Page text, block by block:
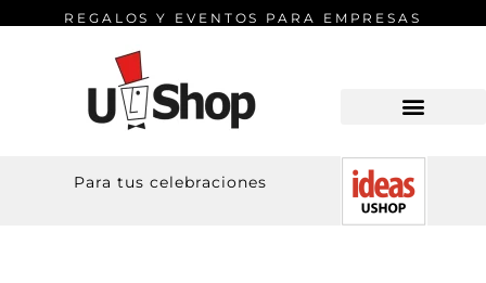
REGALOS Y EVENTOS PARA EMPRESAS
Para tus celebraciones